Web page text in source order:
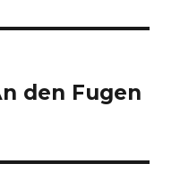
den Fugen